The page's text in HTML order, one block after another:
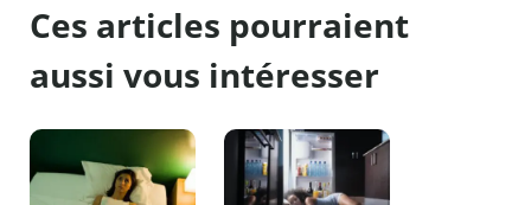
Ces articles pourraient
aussi vous intéresser